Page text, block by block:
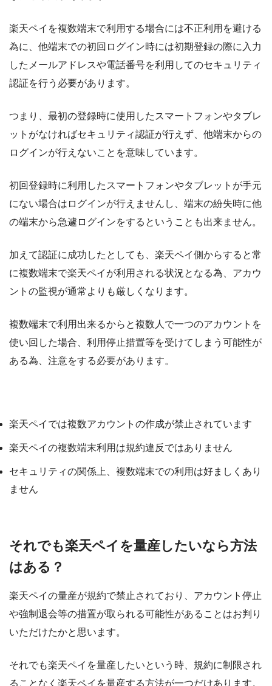
楽天ペイを複数端末で利用する場合には不正利用を避ける
為に、他端末での初回ログイン時には初期登録の際に入力
したメールアドレスや電話番号を利用してのセキュリティ
認証を行う必要があります。
つまり、最初の登録時に使用したスマートフォンやタブレ
ットがなければセキュリティ認証が行えず、他端末からの
ログインが行えないことを意味しています。
初回登録時に利用したスマートフォンやタブレットが手元
にない場合はログインが行えませんし、端末の紛失時に他
の端末から急遽ログインをするということも出来ません。
加えて認証に成功したとしても、楽天ペイ側からすると常
に複数端末で楽天ペイが利用される状況となる為、アカウ
ントの監視が通常よりも厳しくなります。
複数端末で利用出来るからと複数人で一つのアカウントを
使い回した場合、利用停止措置等を受けてしまう可能性が
ある為、注意をする必要があります。
楽天ペイでは複数アカウントの作成が禁止されています
楽天ペイの複数端末利用は規約違反ではありません
セキュリティの関係上、複数端末での利用は好ましくあり
ません
それでも楽天ペイを量産したいなら方法
はある？
楽天ペイの量産が規約で禁止されており、アカウント停止
や強制退会等の措置が取られる可能性があることはお判り
いただけたかと思います。
それでも楽天ペイを量産したいという時、規約に制限され
ることなく楽天ペイを量産する方法が一つだけあります。